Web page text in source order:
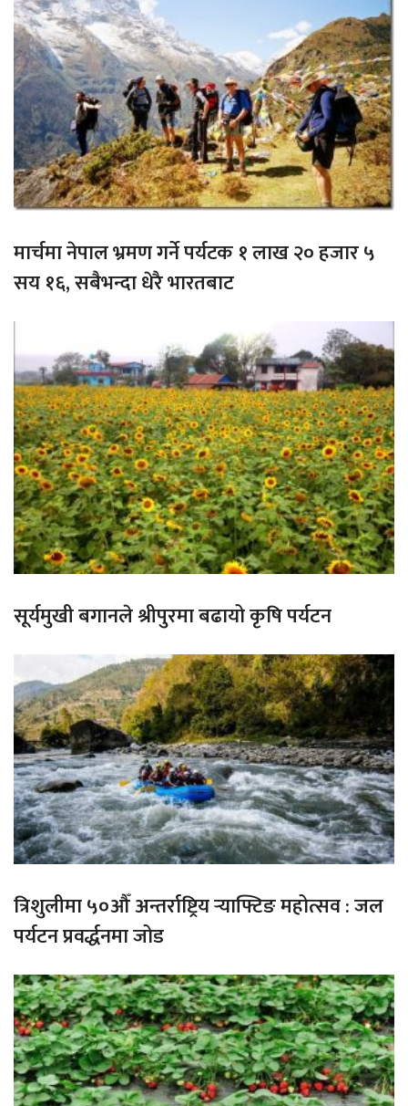
मार्चमा नेपाल भ्रमण गर्ने पर्यटक १ लाख २० हजार ५
सय १६, सबैभन्दा धेरै भारतबाट
सूर्यमुखी बगानले श्रीपुरमा बढायो कृषि पर्यटन
त्रिशुलीमा ५०औँ अन्तर्राष्ट्रिय र्‍याफ्टिङ महोत्सव : जल
पर्यटन प्रवर्द्धनमा जोड